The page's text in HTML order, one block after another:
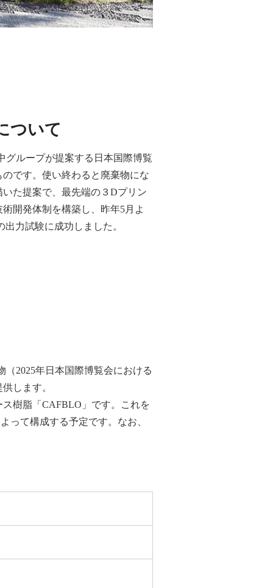
ついて
グループが提案する日本国際博覧
です。使い終わると廃棄物にな
た提案で、最先端の３Dプリン
開発体制を構築し、昨年5月よ
力試験に成功しました。
（2025年日本国際博覧会における
します。
樹脂「CAFBLO」です。これを
って構成する予定です。なお、